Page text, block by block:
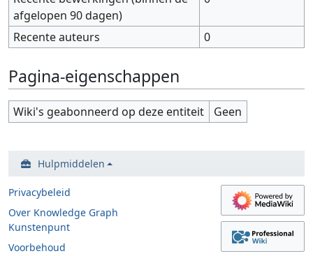
afgelopen 90 dagen)
Recente auteurs 0
Pagina-eigenschappen
Wiki's geabonneerd op deze entiteit Geen
Hulpmiddelen
Privacybeleid
Over Knowledge Graph
Kunstenpunt
Voorbehoud